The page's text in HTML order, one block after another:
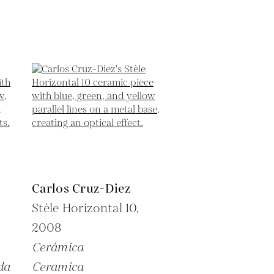
Carlos Cruz-Diez
Stèle Horizontal 10,
2008
Cerámica
Ceramica